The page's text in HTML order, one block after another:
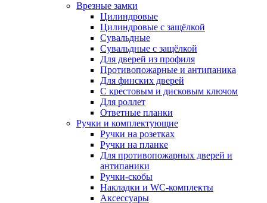
Врезные замки
Цилиндровые
Цилиндровые с защёлкой
Сувальдные
Сувальдные с защёлкой
Для дверей из профиля
Противопожарные и антипаника
Для финских дверей
С крестовым и дисковым ключом
Для роллет
Ответные планки
Ручки и комплектующие
Ручки на розетках
Ручки на планке
Для противопожарных дверей и
антипаники
Ручки-скобы
Накладки и WC-комплекты
Аксессуары